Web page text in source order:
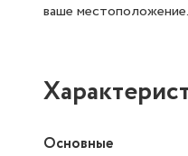
ваше местоположение.
Основные